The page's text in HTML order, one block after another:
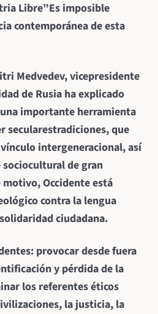
Libre”Es imposible
contemporánea de esta
Medvedev, vicepresidente
de Rusia ha explicado
importante herramienta
secularestradiciones, que
intergeneracional, así
de gran
Occidente está
contra la lengua
ciudadana.
provocar desde fuera
y pérdida de la
los referentes éticos
la justicia, la